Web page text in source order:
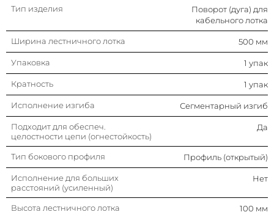
Вид/ марка материала Сталь
Материал Сталь
Шарнирный (-ая)
Тип ступени
Перфорированный
Отклонение (угол) Регулируемый
Модель/исполнение
комплекте
Тип изделия
Поворот (дуга) для
кабельного лотка
Ширина лестничного лотка 500 мм
Упаковка 1 упак
Кратность 1 упак
Исполнение изгиба Сегментарный изгиб
Подходит для обеспеч.
целостности цепи (огнестойкость)
Да
Тип бокового профиля Профиль (открытый)
Исполнение для больших
расстояний (усиленный)
Нет
Высота лестничного лотка
100 мм